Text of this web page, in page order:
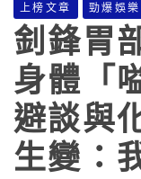
上榜文章 勁爆娛樂
釗鋒胃
身體「
避談與
生變：